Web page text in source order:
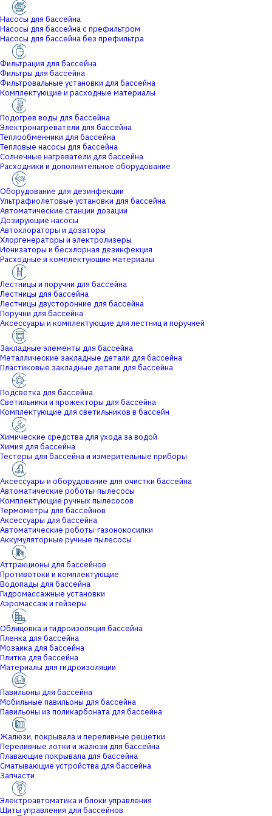
Насосы для бассейна
Насосы для бассейна с префильтром
Насосы для бассейна без префильтра
Фильтрация для бассейна
Фильтры для бассейна
Фильтровальные установки для бассейна
Комплектующие и расходные материалы
Подогрев воды для бассейна
Электронагреватели для бассейна
Теплообменники для бассейна
Тепловые насосы для бассейна
Солнечные нагреватели для бассейна
Расходники и дополнительное оборудование
Оборудование для дезинфекции
Ультрафиолетовые установки для бассейна
Автоматические станции дозации
Дозирующие насосы
Автохлораторы и дозаторы
Хлоргенераторы и электролизеры
Ионизаторы и бесхлорная дезинфекция
Расходные и комплектующие материалы
Лестницы и поручни для бассейна
Лестницы для бассейна
Лестницы двусторонние для бассейна
Поручни для бассейна
Аксессуары и комплектующие для лестниц и поручней
Закладные элементы для бассейна
Металлические закладные детали для бассейна
Пластиковые закладные детали для бассейна
Подсветка для бассейна
Светильники и прожекторы для бассейна
Комплектующие для светильников в бассейн
Химические средства для ухода за водой
Химия для бассейна
Тестеры для бассейна и измерительные приборы
Аксессуары и оборудование для очистки бассейна
Автоматические роботы-пылесосы
Комплектующие ручных пылесосов
Термометры для бассейнов
Аксессуары для бассейна
Автоматические роботы-газонокосилки
Аккумуляторные ручные пылесосы
Аттракционы для бассейнов
Противотоки и комплектующие
Водопады для бассейна
Гидромассажные установки
Аэромассаж и гейзеры
Облицовка и гидроизоляция бассейна
Пленка для бассейна
Мозаика для бассейна
Плитка для бассейна
Материалы для гидроизоляции
Павильоны для бассейна
Мобильные павильоны для бассейна
Павильоны из поликарбоната для бассейна
Жалюзи, покрывала и переливные решетки
Переливные лотки и жалюзи для бассейна
Плавающие покрывала для бассейна
Сматывающие устройства для бассейна
Запчасти
Электроавтоматика и блоки управления
Щиты управления для бассейнов